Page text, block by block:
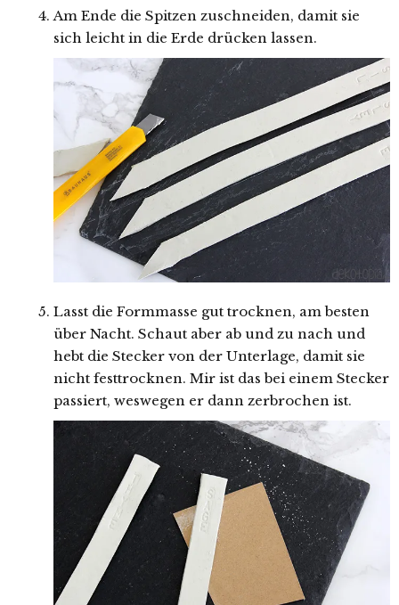
Am Ende die Spitzen zuschneiden, damit sie
sich leicht in die Erde drücken lassen.
Lasst die Formmasse gut trocknen, am besten
über Nacht. Schaut aber ab und zu nach und
hebt die Stecker von der Unterlage, damit sie
nicht festtrocknen. Mir ist das bei einem Stecker
passiert, weswegen er dann zerbrochen ist.